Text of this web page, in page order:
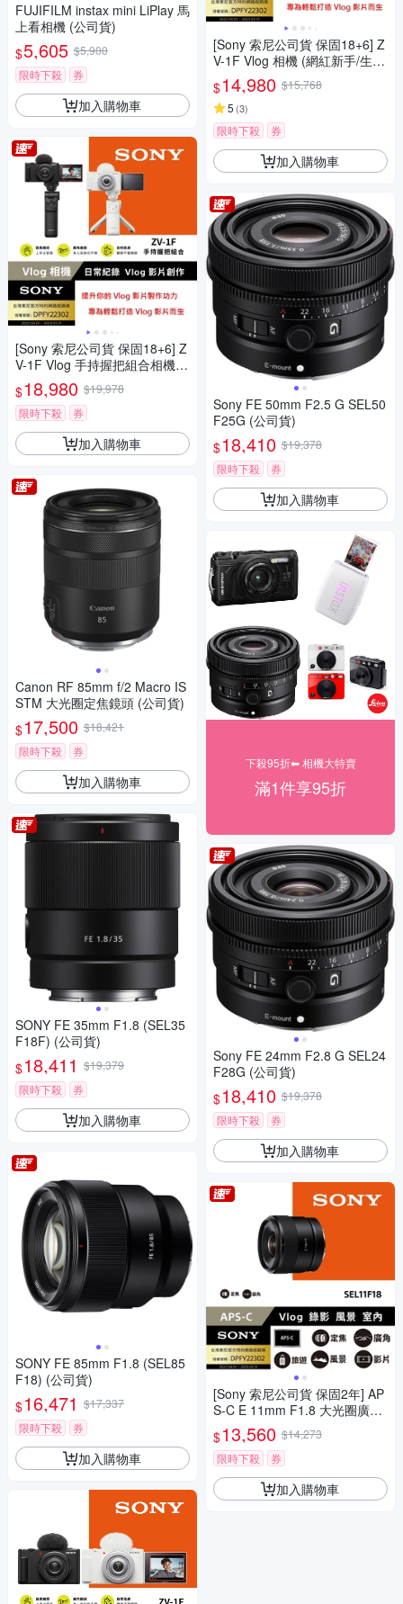
FUJIFILM instax mini LiPlay 馬
上看相機 (公司貨)
$5,605 $5,900
限時下殺
券
加入購物車
[Sony 索尼公司貨 保固18+6] Z
V-1F Vlog 手持握把組合相機
(網紅新手/生活隨拍)
$18,980 $19,978
限時下殺
券
加入購物車
Canon RF 85mm f/2 Macro IS
STM 大光圈定焦鏡頭 (公司貨)
$17,500 $18,421
限時下殺
券
加入購物車
SONY FE 35mm F1.8 (SEL35
F18F) (公司貨)
$18,411 $19,379
限時下殺
券
加入購物車
SONY FE 85mm F1.8 (SEL85
F18) (公司貨)
$16,471 $17,337
限時下殺
券
加入購物車
[Sony 索尼公司貨 保固18+6] Z
V-1F Vlog 相機 (網紅新手/生活
隨拍)
$14,980 $15,768
5 (3)
限時下殺 券
加入購物車
Sony FE 50mm F2.5 G SEL50
F25G (公司貨)
$18,410 $19,378
限時下殺
券
加入購物車
下殺95折⬅︎ 相機大特賣
滿1件享95折
Sony FE 24mm F2.8 G SEL24
F28G (公司貨)
$18,410 $19,378
限時下殺
券
加入購物車
[Sony 索尼公司貨 保固2年] AP
S-C E 11mm F1.8 大光圈廣角
定焦鏡 SEL11F18
$13,560 $14,273
限時下殺
券
加入購物車